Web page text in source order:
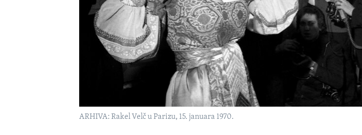
ARHIVA: Rakel Velč u Parizu, 15. januara 1970.